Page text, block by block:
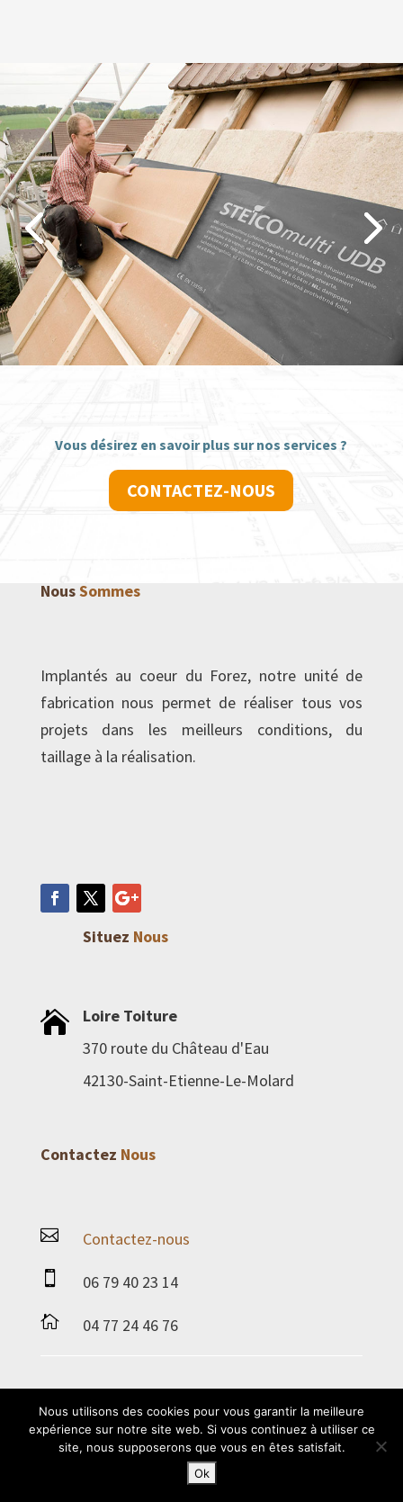
Vous désirez en savoir plus sur nos services ?
CONTACTEZ-NOUS
NousSommes
Implantés au coeur du Forez, notre unité de
fabrication nous permet de réaliser tous vos
projets dans les meilleurs conditions, du
taillage à la réalisation.
Situez Nous

Loire Toiture
370 route du Château d'Eau
42130-Saint-Etienne-Le-Molard
Contactez Nous
 Contactez-nous
 06 79 40 23 14
 04 77 24 46 76
Site internet crée par l'agence web 2.0 NOVA
360 © 2018 Loire Toiture
Nous utilisons des cookies pour vous garantir la meilleure
expérience sur notre site web. Si vous continuez à utiliser ce
site, nous supposerons que vous en êtes satisfait.
Ok